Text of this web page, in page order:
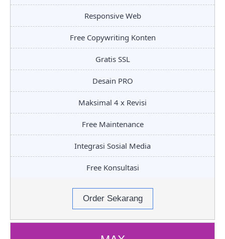
Responsive Web
Free Copywriting Konten
Gratis SSL
Desain PRO
Maksimal 4 x Revisi
Free Maintenance
Integrasi Sosial Media
Free Konsultasi
Order Sekarang